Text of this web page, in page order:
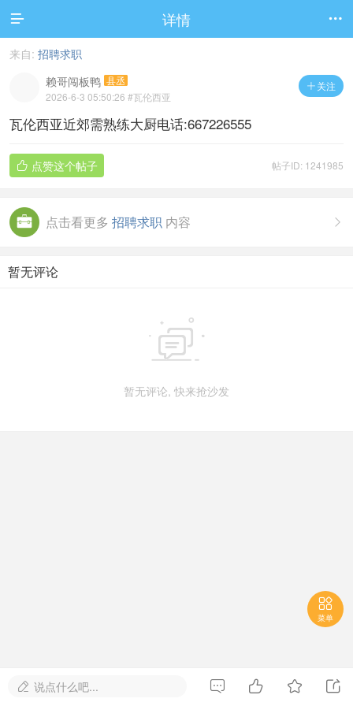
 详情 
来自: 招聘求职
 关注
赖哥闯板鸭 县丞
2026-6-3 05:50:26 #瓦伦西亚
瓦伦西亚近郊需熟练大厨电话:667226555
帖子ID: 1241985
 点赞这个帖子

点击看更多 招聘求职 内容
暂无评论

暂无评论, 快来抢沙发

菜单
 说点什么吧...    